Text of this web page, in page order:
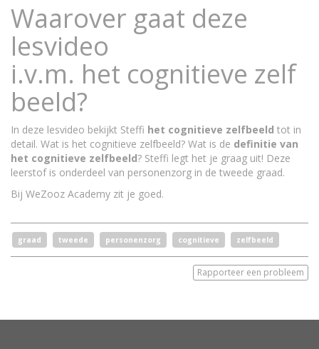
Waarover gaat deze
lesvideo
i.v.m. het cognitieve zelf
beeld?
In deze lesvideo bekijkt Steffi het cognitieve zelfbeeld tot in
detail. Wat is het cognitieve zelfbeeld? Wat is de definitie van
het cognitieve zelfbeeld? Steffi legt het je graag uit! Deze
leerstof is onderdeel van personenzorg in de tweede graad.
Bij WeZooz Academy zit je goed.
graad tweede personenzorg cognitieve zelfbeeld
Rapporteer een probleem